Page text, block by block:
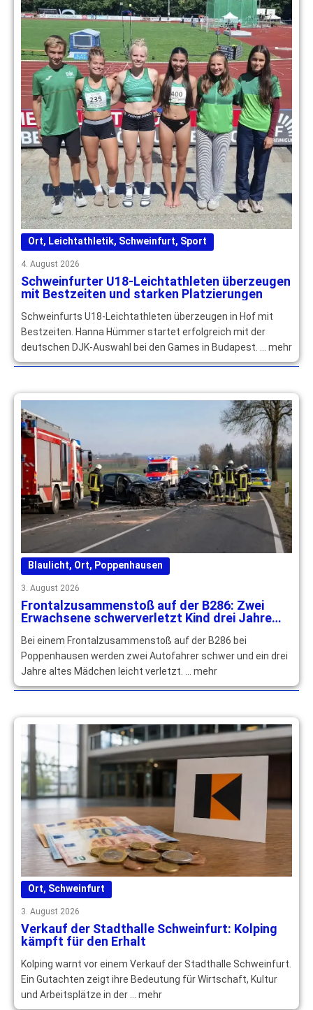
Ort, Leichtathletik, Schweinfurt, Sport
4. August 2026
Schweinfurter U18-Leichtathleten überzeugen
mit Bestzeiten und starken Platzierungen
Schweinfurts U18-Leichtathleten überzeugen in Hof mit
Bestzeiten. Hanna Hümmer startet erfolgreich mit der
deutschen DJK-Auswahl bei den Games in Budapest. … mehr
Blaulicht, Ort, Poppenhausen
3. August 2026
Frontalzusammenstoß auf der B286: Zwei
Erwachsene schwerverletzt Kind drei Jahre
Bei einem Frontalzusammenstoß auf der B286 bei
Poppenhausen werden zwei Autofahrer schwer und ein drei
Jahre altes Mädchen leicht verletzt. … mehr
Ort, Schweinfurt
3. August 2026
Verkauf der Stadthalle Schweinfurt: Kolping
kämpft für den Erhalt
Kolping warnt vor einem Verkauf der Stadthalle Schweinfurt.
Ein Gutachten zeigt ihre Bedeutung für Wirtschaft, Kultur
und Arbeitsplätze in der … mehr